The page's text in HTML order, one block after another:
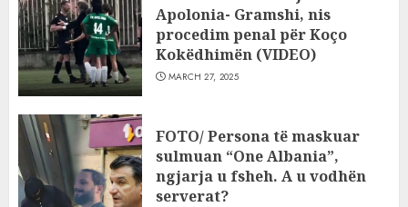
Apolonia- Gramshi, nis
procedim penal për Koço
Kokëdhimën (VIDEO)
MARCH 27, 2025
FOTO/ Persona të maskuar
sulmuan “One Albania”,
ngjarja u fsheh. A u vodhën
serverat?